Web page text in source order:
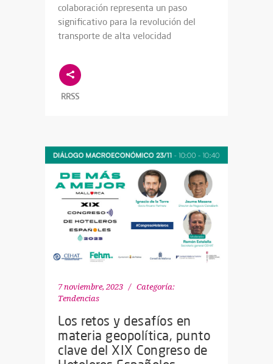
colaboración representa un paso
significativo para la revolución del
transporte de alta velocidad
RRSS
7 noviembre, 2023
Categoría:
Tendencias
Los retos y desafíos en
materia geopolítica, punto
clave del XIX Congreso de